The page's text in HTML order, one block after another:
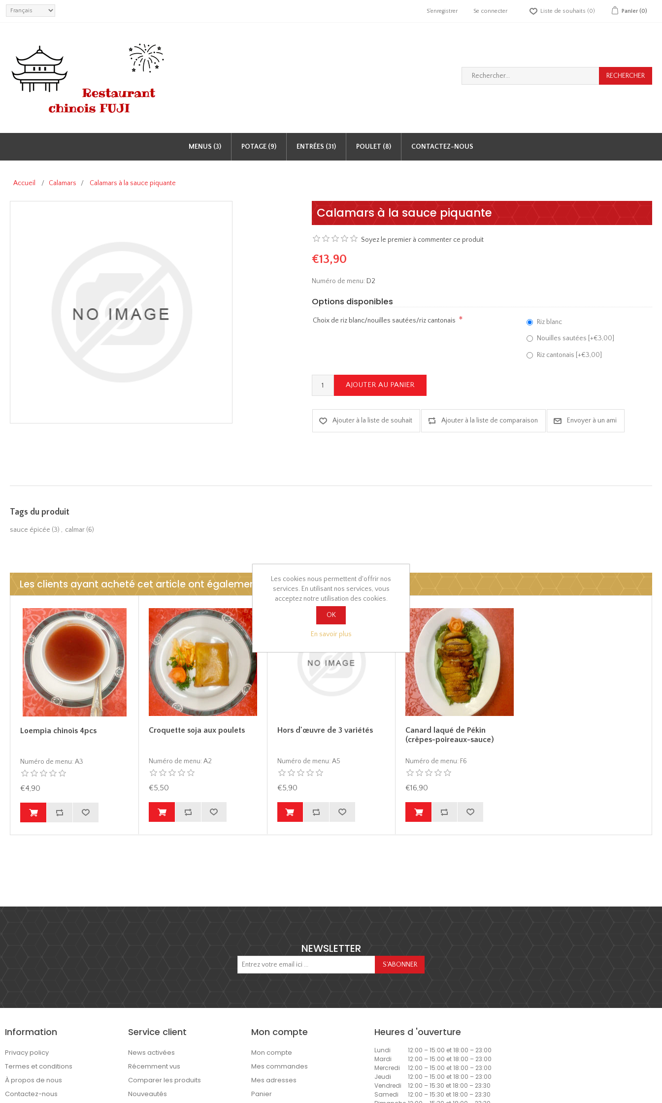
S'enregistrer Se connecter Liste de souhaits (0) Panier (0)
MENUS (3) POTAGE (9) ENTRÉES (31) POULET (8) CONTACTEZ-NOUS
Accueil / Calamars / Calamars à la sauce piquante
Calamars à la sauce piquante
Soyez le premier à commenter ce produit
€13,90
Numéro de menu: D2
Options disponibles
Choix de riz blanc/nouilles sautées/riz cantonais * Riz blanc
Nouilles sautées [+€3,00]
Riz cantonais [+€3,00]
Tags du produit
sauce épicée (3) , calmar (6)
Les clients ayant acheté cet article ont également acheté :
Loempia chinois 4pcs
Numéro de menu: A3
€4,90
Croquette soja aux poulets
Numéro de menu: A2
€5,50
Hors d'œuvre de 3 variétés
Numéro de menu: A5
€5,90
Canard laqué de Pékin
(crêpes-poireaux-sauce)
Numéro de menu: F6
€16,90
NEWSLETTER
Information
Privacy policy
Termes et conditions
À propos de nous
Contactez-nous
Service client
News activées
Récemment vus
Comparer les produits
Nouveautés
Mon compte
Mon compte
Mes commandes
Mes adresses
Panier
Heures d 'ouverture
Lundi
12:00 – 15:00 et 18:00 – 23:00
Mardi
12:00 – 15:00 et 18:00 – 23:00
Mercredi
12:00 – 15:00 et 18:00 – 23:00
Jeudi
12:00 – 15:00 et 18:00 – 23:00
Vendredi
12:00 – 15:30 et 18:00 – 23:30
Samedi
12:00 – 15:30 et 18:00 – 23:30
Les cookies nous permettent d'offrir nos
services. En utilisant nos services, vous
acceptez notre utilisation des cookies.
OK
En savoir plus